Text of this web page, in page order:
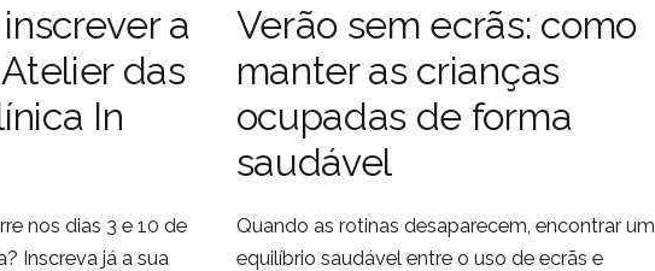
a
das
In
nos dias 3 e 10 de
Inscreva já a sua
Verão sem ecrãs: como
manter as crianças
ocupadas de forma
saudável
Quando as rotinas desaparecem, encontrar um
equilíbrio saudável entre o uso de ecrãs e